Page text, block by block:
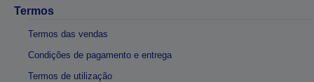
Termos
Termos das vendas
Condições de pagamento e entrega
Termos de utilização